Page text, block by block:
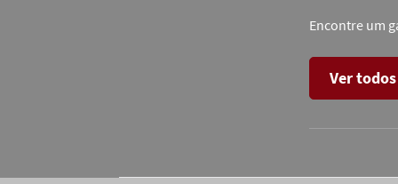
Encontre um
Ver